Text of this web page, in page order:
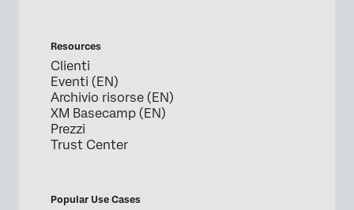
Resources
Clienti
Eventi (EN)
Archivio risorse (EN)
XM Basecamp (EN)
Prezzi
Trust Center
Popular Use Cases